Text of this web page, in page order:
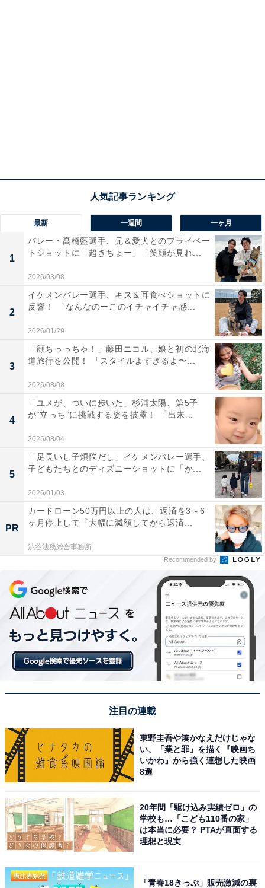
最新 一週間 一ヶ月
1
バレー・髙橋藍選手、兄＆愛犬とのプライベー
トショットに「超きちょー」「笑顔が見れ...
2026/03/08
2
イケメンバレー選手、キス＆耳食べショットに
反響！ 「なんなのーこのイチャイチャ感...
2026/01/29
3
「顔ちっっちゃ！」藤田ニコル、娘と初の北海
道旅行を公開！ 「スタイルよすぎるよ〜...
2026/08/08
4
「ユメが、ついに歩いた」杉浦太陽、第5子
が“立っち”に挑戦する姿を披露！ 「出来...
2026/08/04
5
「足長いし子煩悩だし」イケメンバレー選手、
子どもたちとのディズニーショットに「か...
2026/01/03
PR
カードローン50万円以上の人は、返済を3～6
ヶ月停止して『大幅に減額してから返済...
渋谷法務総合事務所
Recommended by
注目の連載
東野圭吾や湊かなえだけじゃな
い、「業と罪」を描く『映画ち
いかわ』から強く連想した映画
8選
20年間「駆け込み実績ゼロ」の
学校も…「こども110番の家」
は本当に必要？ PTAが直面する
理想と現実
「青春18きっぷ」販売激減の裏